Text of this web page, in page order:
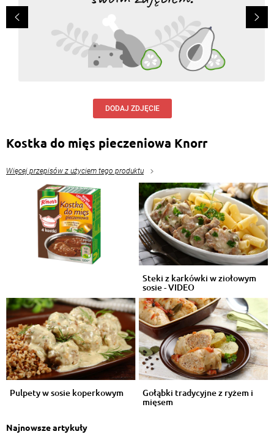
DODAJ ZDJĘCIE
Kostka do mięs pieczeniowa Knorr
Więcej przepisów z użyciem tego produktu
Steki z karkówki w ziołowym
sosie - VIDEO
Pulpety w sosie koperkowym Gołąbki tradycyjne z ryżem i
mięsem
Najnowsze artykuły